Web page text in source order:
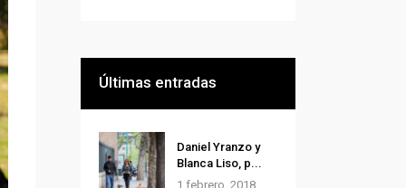
Últimas entradas
Daniel Yranzo y
Blanca Liso, p...
1 febrero, 2018